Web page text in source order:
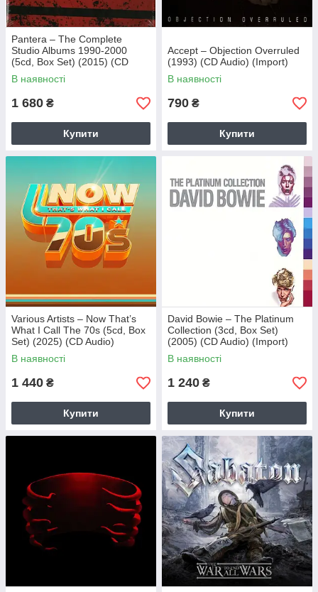
Pantera – The Complete
Studio Albums 1990-2000
(5cd, Box Set) (2015) (CD
Audio) (Import)
В наявності
1 680 ₴
Купити
Accept – Objection Overruled
(1993) (CD Audio) (Import)
В наявності
790 ₴
Купити
Various Artists – Now That’s
What I Call The 70s (5cd, Box
Set) (2025) (CD Audio)
(Import)
В наявності
1 440 ₴
Купити
David Bowie – The Platinum
Collection (3cd, Box Set)
(2005) (CD Audio) (Import)
В наявності
1 240 ₴
Купити